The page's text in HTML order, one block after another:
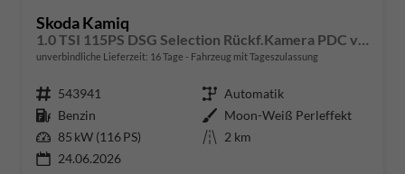
Skoda Kamiq
unverbindliche Lieferzeit: 16 Tage Fahrzeug mit Tageszulassung
Fahrzeugnr. 543941 Getriebe Automatik
Kraftstoff Benzin Außenfarbe Moon-Weiß Perleffekt
Leistung 85 kW (116 PS) Kilometerstand 2 km
24.06.2026